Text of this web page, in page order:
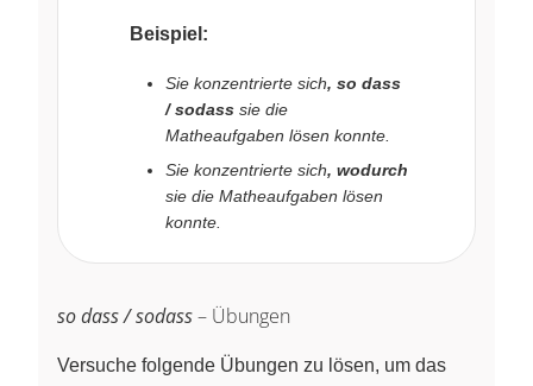
Beispiel:
Sie konzentrierte sich, so dass
/ sodass sie die
Matheaufgaben lösen konnte.
Sie konzentrierte sich, wodurch
sie die Matheaufgaben lösen
konnte.
so dass / sodass– Übungen
Versuche folgende Übungen zu lösen, um das